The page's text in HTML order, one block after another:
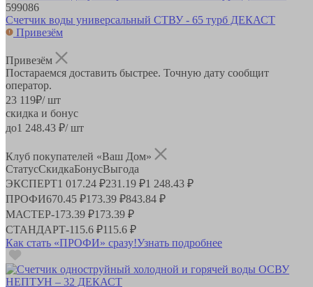
599086
Счетчик воды универсальный СТВУ - 65 турб ДЕКАСТ
Привезём
Привезём
Постараемся доставить быстрее. Точную дату сообщит
оператор.
23 119₽/ шт
скидка и бонус
до1 248.43 ₽/ шт
Клуб покупателей «Ваш Дом»
СтатусСкидкаБонусВыгода
ЭКСПЕРТ1 017.24 ₽231.19 ₽1 248.43 ₽
ПРОФИ670.45 ₽173.39 ₽843.84 ₽
МАСТЕР-173.39 ₽173.39 ₽
СТАНДАРТ-115.6 ₽115.6 ₽
Как стать «ПРОФИ» сразу!Узнать подробнее